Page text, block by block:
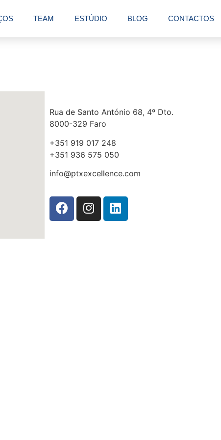
TEAM ESTÚDIO BLOG CONTACTOS
Rua de Santo António 68, 4º Dto.
8000-329 Faro
+351 919 017 248
+351 936 575 050
info@ptxexcellence.com